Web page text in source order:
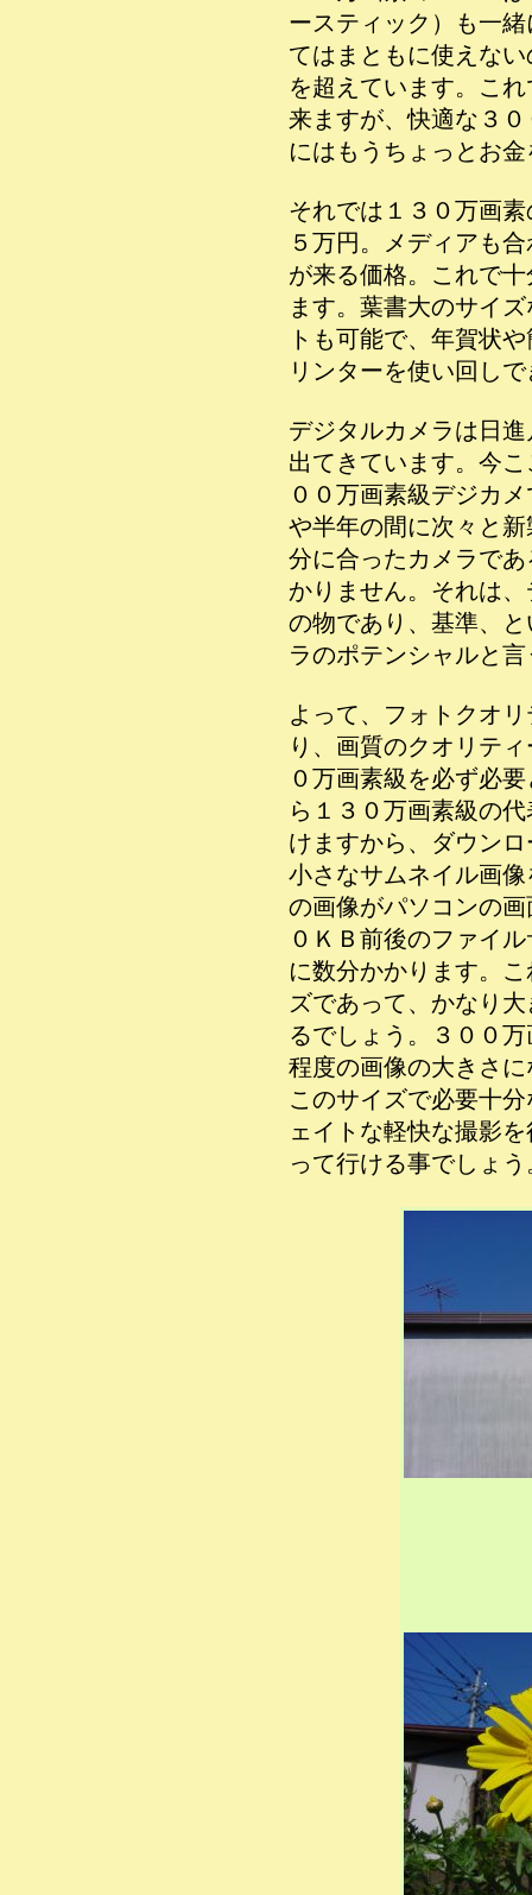
ースティック）も一
てはまともに使えな
を超えています。こ
来ますが、快適な３
にはもうちょっとお
それでは１３０万画
５万円。メディアも
が来る価格。これで
ます。葉書大のサイ
トも可能で、年賀状
リンターを使い回し
デジタルカメラは日
出てきています。今
００万画素級デジカ
や半年の間に次々と
分に合ったカメラで
かりません。それは
の物であり、基準、
ラのポテンシャルと
よって、フォトクオ
り、画質のクオリテ
０万画素級を必ず必
ら１３０万画素級の
けますから、ダウン
小さなサムネイル画
の画像がパソコンの
０ＫＢ前後のファイ
に数分かかります。
ズであって、かなり
るでしょう。３００
程度の画像の大きさ
このサイズで必要十
ェイトな軽快な撮影
って行ける事でしょう